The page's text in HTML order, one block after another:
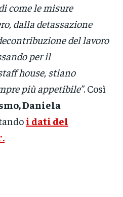
come le misure
dalla detassazione
del lavoro
per il
house, stiano
più appetibile”. Così
Daniela
i dati del